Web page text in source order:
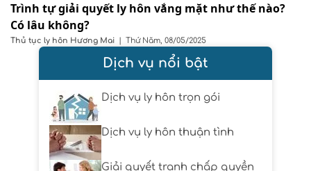
Trình tự giải quyết ly hôn vắng mặt như thế nào?
Có lâu không?
Thủ tục ly hôn Hương Mai | Thứ Năm, 08/05/2025
Dịch vụ nổi bật
Dịch vụ ly hôn trọn gói
Dịch vụ ly hôn thuận tình
Giải quyết tranh chấp quyền